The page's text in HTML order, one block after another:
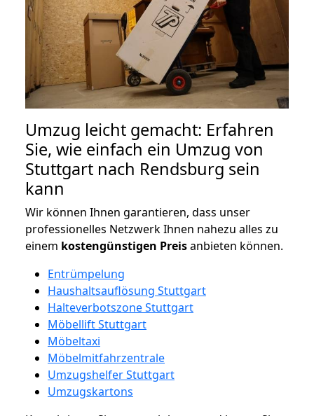
Umzug leicht gemacht: Erfahren
Sie, wie einfach ein Umzug von
Stuttgart nach Rendsburg sein
kann
Wir können Ihnen garantieren, dass unser
professionelles Netzwerk Ihnen nahezu alles zu
einem kostengünstigen Preisanbieten können.
Entrümpelung
Haushaltsauflösung Stuttgart
Halteverbotszone Stuttgart
Möbellift Stuttgart
Möbeltaxi
Möbelmitfahrzentrale
Umzugshelfer Stuttgart
Umzugskartons